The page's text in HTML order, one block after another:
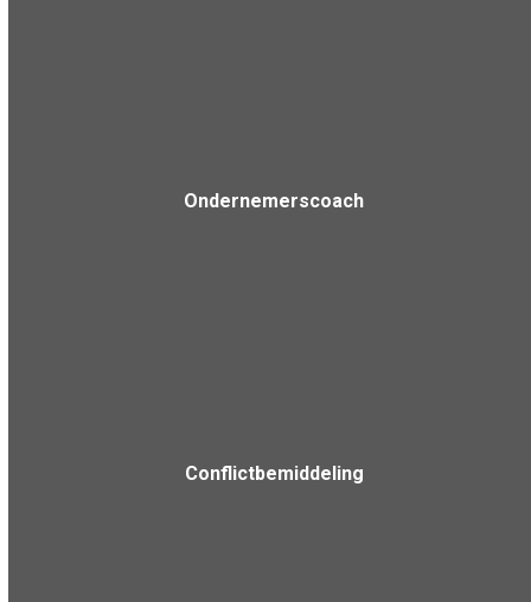
Ondernemerscoach
Conflictbemiddeling